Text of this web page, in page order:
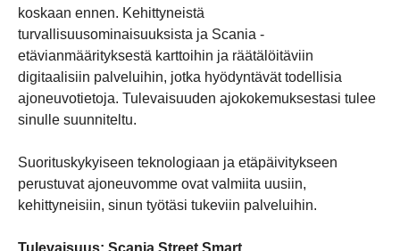
koskaan ennen. Kehittyneistä
turvallisuusominaisuuksista ja Scania -
etävianmäärityksestä karttoihin ja räätälöitäviin
digitaalisiin palveluihin, jotka hyödyntävät todellisia
ajoneuvotietoja. Tulevaisuuden ajokokemuksestasi tulee
sinulle suunniteltu.
Suorituskykyiseen teknologiaan ja etäpäivitykseen
perustuvat ajoneuvomme ovat valmiita uusiin,
kehittyneisiin, sinun työtäsi tukeviin palveluihin.
Tulevaisuus: Scania Street Smart